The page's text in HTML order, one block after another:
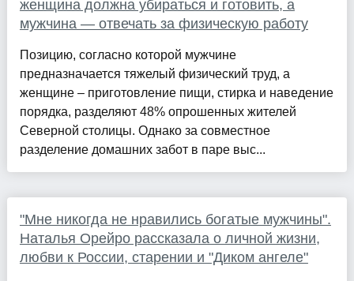
женщина должна убираться и готовить, а
мужчина — отвечать за физическую работу
Позицию, согласно которой мужчине
предназначается тяжелый физический труд, а
женщине – приготовление пищи, стирка и наведение
порядка, разделяют 48% опрошенных жителей
Северной столицы. Однако за совместное
разделение домашних забот в паре выс...
"Мне никогда не нравились богатые мужчины".
Наталья Орейро рассказала о личной жизни,
любви к России, старении и "Диком ангеле"